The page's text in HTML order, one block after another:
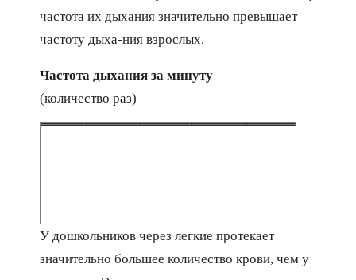
частота их дыхания значительно превышает
частоту дыха-ния взрослых.
Частота дыхания за минуту
(количество раз)
У дошкольников через легкие протекает
значительно большее количество крови, чем у